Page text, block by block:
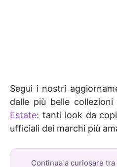
Segui i nostri
dalle più belle collezioni
Estate: tanti look da
ufficiali dei marchi più
Continua a curiosare